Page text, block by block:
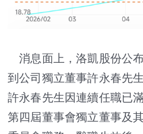
消息面上，洛凱股份公
到公司獨立董事許永春先
許永春先生因連續任職已
第四屆董事會獨立董事及